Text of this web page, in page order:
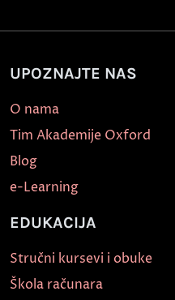
UPOZNAJTE NAS
O nama
Tim Akademije Oxford
Blog
e-Learning
EDUKACIJA
Stručni kursevi i obuke
Škola računara